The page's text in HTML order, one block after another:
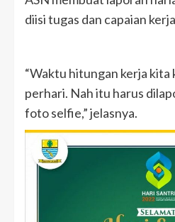
diisi tugas dan capaian
“Waktu hitungan kerja kita
perhari. Nah itu harus
foto selfie,” jelasnya.